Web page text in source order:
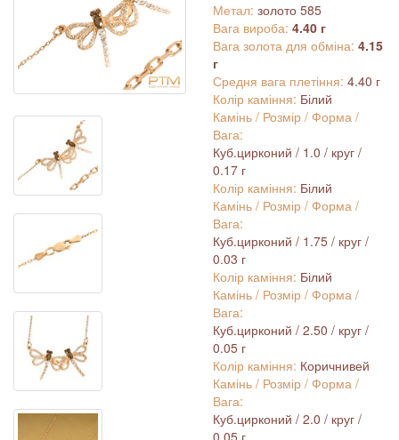
Метал: золото 585
Вага вироба: 4.40 г
Вага золота для обміна: 4.15
г
Средня вага плетіння: 4.40 г
Колір каміння: Білий
Камінь / Розмір / Форма /
Вага:
Куб.цирконий / 1.0 / круг /
0.17 г
Колір каміння: Білий
Камінь / Розмір / Форма /
Вага:
Куб.цирконий / 1.75 / круг /
0.03 г
Колір каміння: Білий
Камінь / Розмір / Форма /
Вага:
Куб.цирконий / 2.50 / круг /
0.05 г
Колір каміння: Коричнивей
Камінь / Розмір / Форма /
Вага:
Куб.цирконий / 2.0 / круг /
0.05 г